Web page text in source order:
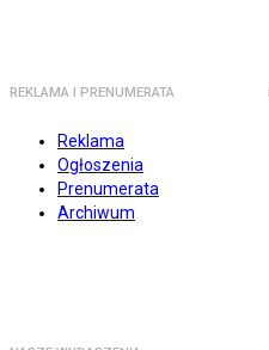
REKLAMA I PRENUMERATA
Reklama
Ogłoszenia
Prenumerata
Archiwum